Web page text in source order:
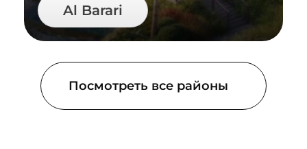
Al Barari
Посмотреть все районы